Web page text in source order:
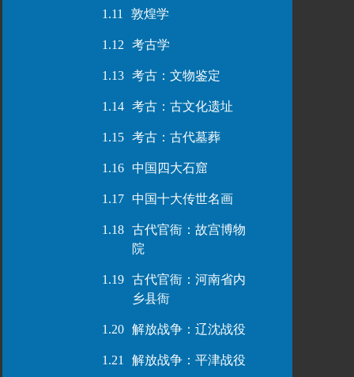
1.11 敦煌学
1.12 考古学
1.13 考古：文物鉴定
1.14 考古：古文化遗址
1.15 考古：古代墓葬
1.16 中国四大石窟
1.17 中国十大传世名画
1.18
古代官衙：故宫博物
院
1.19
古代官衙：河南省内
乡县衙
1.20 解放战争：辽沈战役
1.21 解放战争：平津战役